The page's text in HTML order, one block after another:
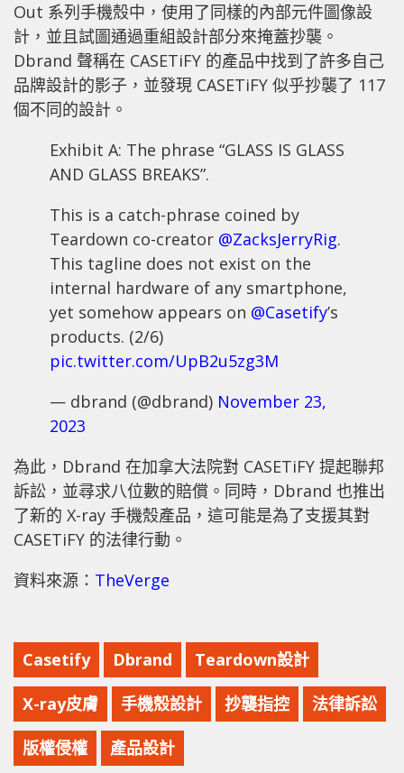
Out 系列手機殼中，使用了同樣的內部元件圖像設
計，並且試圖通過重組設計部分來掩蓋抄襲。
Dbrand 聲稱在 CASETiFY 的產品中找到了許多自己
品牌設計的影子，並發現 CASETiFY 似乎抄襲了 117
個不同的設計。
Exhibit A: The phrase “GLASS IS GLASS
AND GLASS BREAKS”.
This is a catch-phrase coined by
Teardown co-creator @ZacksJerryRig.
This tagline does not exist on the
internal hardware of any smartphone,
yet somehow appears on @Casetify’s
products. (2/6)
pic.twitter.com/UpB2u5zg3M
— dbrand (@dbrand) November 23,
2023
為此，Dbrand 在加拿大法院對 CASETiFY 提起聯邦
訴訟，並尋求八位數的賠償。同時，Dbrand 也推出
了新的 X-ray 手機殼產品，這可能是為了支援其對
CASETiFY 的法律行動。
資料來源： TheVerge
Casetify Dbrand Teardown設計
X-ray皮膚 手機殼設計 抄襲指控 法律訴訟
版權侵權 產品設計